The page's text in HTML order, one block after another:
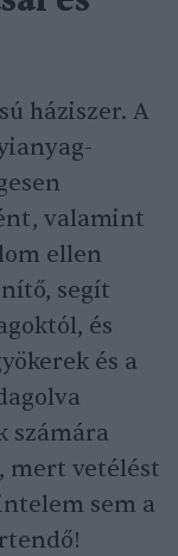
háziszer. A
valamint
ellen
segít
és
és a
számára
mert vetélést
sem a